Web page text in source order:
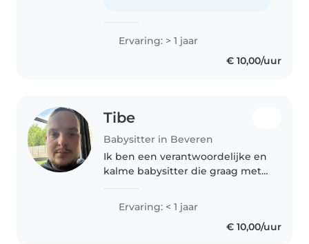
Ervaring: > 1 jaar
€ 10,00/uur
Tibe
Babysitter in Beveren
Ik ben een verantwoordelijke en
kalme babysitter die graag met
comfortabel met huisdieren,
huishoudelijke taken en
huiswerkbegeleiding. Mijn
Ervaring: < 1 jaar
€ 10,00/uur